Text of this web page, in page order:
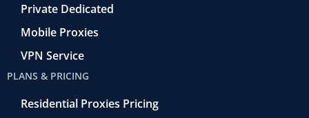
Private Dedicated
Mobile Proxies
VPN Service
PLANS & PRICING
Residential Proxies Pricing